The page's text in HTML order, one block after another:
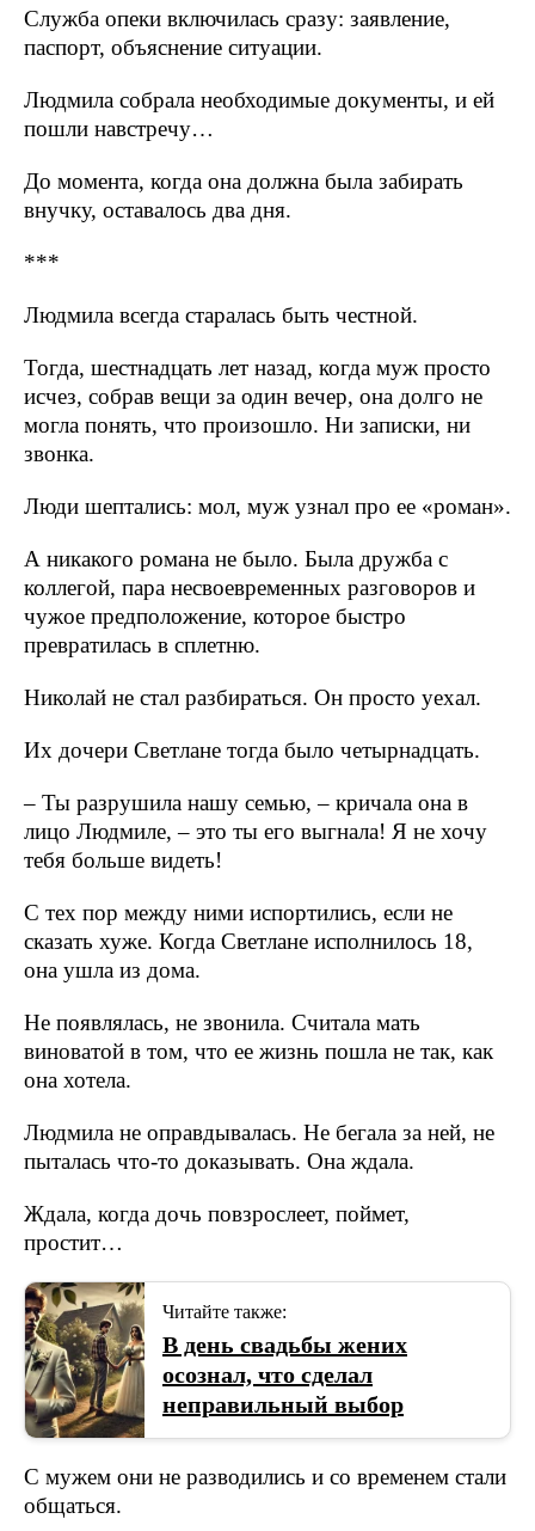
Служба опеки включилась сразу: заявление,
паспорт, объяснение ситуации.
Людмила собрала необходимые документы, и ей
пошли навстречу…
До момента, когда она должна была забирать
внучку, оставалось два дня.
***
Людмила всегда старалась быть честной.
Тогда, шестнадцать лет назад, когда муж просто
исчез, собрав вещи за один вечер, она долго не
могла понять, что произошло. Ни записки, ни
звонка.
Люди шептались: мол, муж узнал про ее «роман».
А никакого романа не было. Была дружба с
коллегой, пара несвоевременных разговоров и
чужое предположение, которое быстро
превратилась в сплетню.
Николай не стал разбираться. Он просто уехал.
Их дочери Светлане тогда было четырнадцать.
– Ты разрушила нашу семью, – кричала она в
лицо Людмиле, – это ты его выгнала! Я не хочу
тебя больше видеть!
С тех пор между ними испортились, если не
сказать хуже. Когда Светлане исполнилось 18,
она ушла из дома.
Не появлялась, не звонила. Считала мать
виноватой в том, что ее жизнь пошла не так, как
она хотела.
Людмила не оправдывалась. Не бегала за ней, не
пыталась что-то доказывать. Она ждала.
Ждала, когда дочь повзрослеет, поймет,
простит…
Читайте также:
В день свадьбы жених
осознал, что сделал
неправильный выбор
С мужем они не разводились и со временем стали
общаться.